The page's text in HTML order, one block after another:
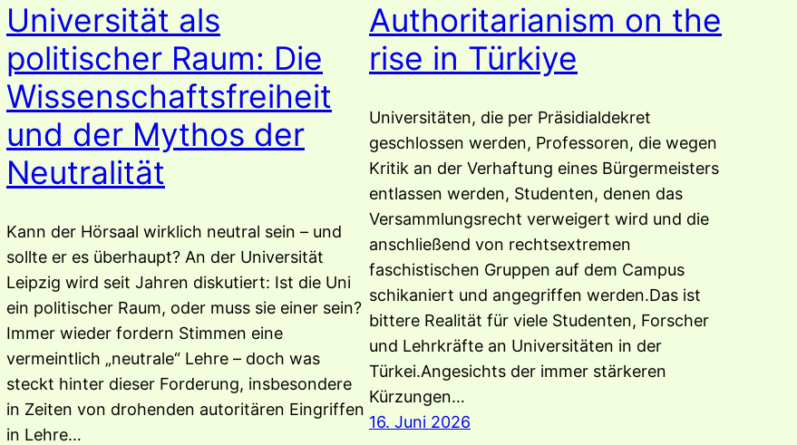
Universität als
politischer Raum: Die
Wissenschaftsfreiheit
und der Mythos der
Neutralität
Kann der Hörsaal wirklich neutral sein – und
sollte er es überhaupt? An der Universität
Leipzig wird seit Jahren diskutiert: Ist die Uni
ein politischer Raum, oder muss sie einer sein?
Immer wieder fordern Stimmen eine
vermeintlich „neutrale“ Lehre – doch was
steckt hinter dieser Forderung, insbesondere
in Zeiten von drohenden autoritären Eingriffen
in Lehre…
Authoritarianism on the
rise in Türkiye
Universitäten, die per Präsidialdekret
geschlossen werden, Professoren, die wegen
Kritik an der Verhaftung eines Bürgermeisters
entlassen werden, Studenten, denen das
Versammlungsrecht verweigert wird und die
anschließend von rechtsextremen
faschistischen Gruppen auf dem Campus
schikaniert und angegriffen werden.Das ist
bittere Realität für viele Studenten, Forscher
und Lehrkräfte an Universitäten in der
Türkei.Angesichts der immer stärkeren
Kürzungen…
16. Juni 2026